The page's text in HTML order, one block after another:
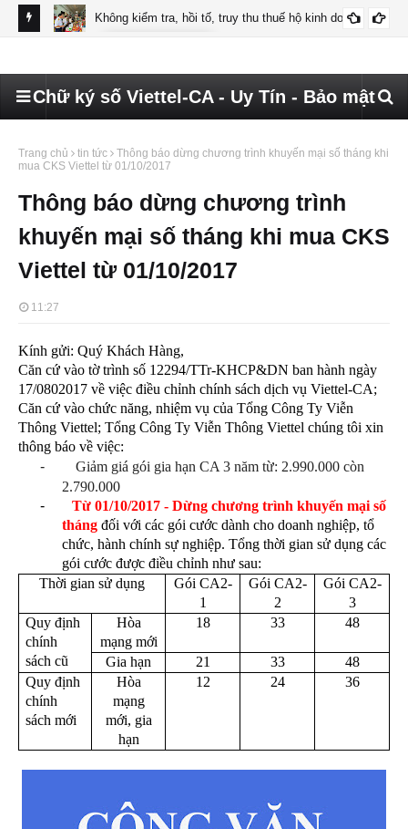
Không kiểm tra, hồi tố, truy thu thuế hộ kinh doanh
đã
Chữ ký số Viettel-CA - Uy Tín - Bảo mật
Trang chủ tin tức
Thông báo dừng chương trình khuyến mại số tháng khi
mua CKS Viettel từ 01/10/2017
Thông báo dừng chương trình
khuyến mại số tháng khi mua CKS
Viettel từ 01/10/2017
11:27
Kính gửi: Quý Khách Hàng,
Căn cứ vào tờ trình số 12294/TTr-KHCP&DN ban hành ngày
17/0802017 về việc điều chỉnh chính sách dịch vụ Viettel-CA;
Căn cứ vào chức năng, nhiệm vụ của Tổng Công Ty Viễn
Thông Viettel; Tổng Công Ty Viễn Thông Viettel chúng tôi xin
thông báo về việc:
-
Giảm giá gói gia hạn CA 3 năm từ: 2.990.000 còn
2.790.000
-
Từ 01/10/2017 - Dừng chương trình khuyến mại số
tháng đối với các gói cước dành cho doanh nghiệp, tổ
chức, hành chính sự nghiệp. Tổng thời gian sử dụng các
gói cước được điều chỉnh như sau:
Thời gian sử dụng
Gói CA2-
1
Gói CA2-
2
Gói CA2-
3
Quy định
chính
sách cũ
Hòa
mạng mới
18 33 48
Gia hạn 21 33
48
Quy định
chính
sách mới
Hòa
mạng
mới, gia
hạn
12 24 36